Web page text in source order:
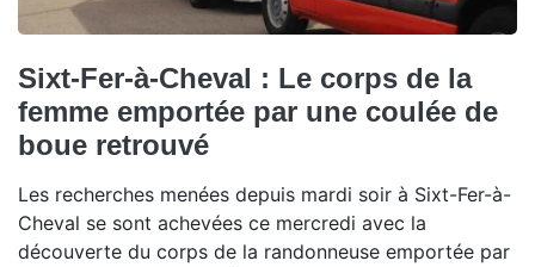
Sixt-Fer-à-Cheval : Le corps de la
femme emportée par une coulée de
boue retrouvé
Les recherches menées depuis mardi soir à Sixt-Fer-à-
Cheval se sont achevées ce mercredi avec la
découverte du corps de la randonneuse emportée par